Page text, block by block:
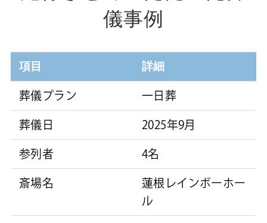
儀事例
項目 詳細
葬儀プラン 一日葬
葬儀日 2025年9月
参列者 4名
斎場名
蓮根レインボーホー
ル